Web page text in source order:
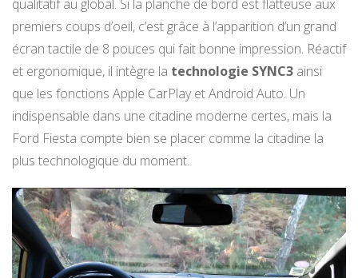
qualitatif au global. Si la planche de bord est flatteuse aux
premiers coups d’oeil, c’est grâce à l’apparition d’un grand
écran tactile de 8 pouces qui fait bonne impression. Réactif
et ergonomique, il intègre la technologie SYNC3 ainsi
que les fonctions Apple CarPlay et Android Auto. Un
indispensable dans une citadine moderne certes, mais la
Ford Fiesta compte bien se placer comme la citadine la
plus technologique du moment.